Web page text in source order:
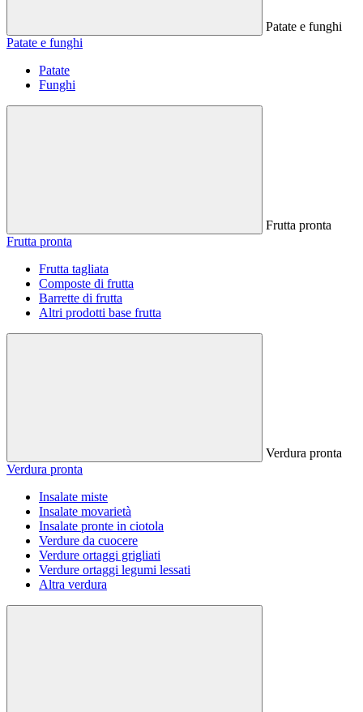
Patate e funghi
Patate e funghi
Patate
Funghi
Frutta pronta
Frutta pronta
Frutta tagliata
Composte di frutta
Barrette di frutta
Altri prodotti base frutta
Verdura pronta
Verdura pronta
Insalate miste
Insalate movarietà
Insalate pronte in ciotola
Verdure da cuocere
Verdure ortaggi grigliati
Verdure ortaggi legumi lessati
Altra verdura